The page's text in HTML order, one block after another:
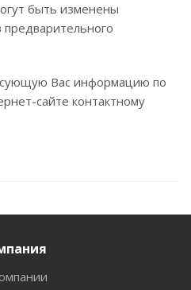
быть изменены
предварительного
Вас информацию по
сайте контактному